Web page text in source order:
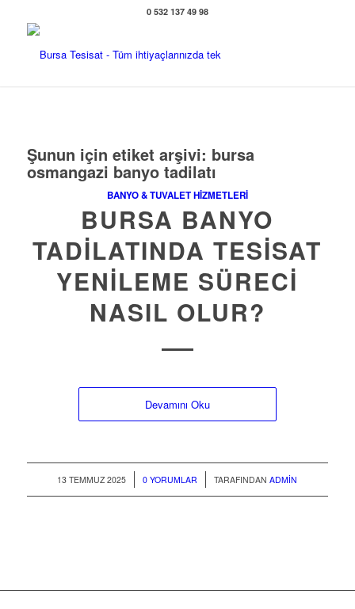
0 532 137 49 98
Şunun için etiket arşivi: bursa
osmangazi banyo tadilatı
BANYO & TUVALET HIZMETLERI
BURSA BANYO
TADILATINDA TESISAT
YENILEME SÜRECI
NASIL OLUR?
Devamını Oku
13 TEMMUZ 2025
/ 0 YORUMLAR
/ TARAFINDANADMIN